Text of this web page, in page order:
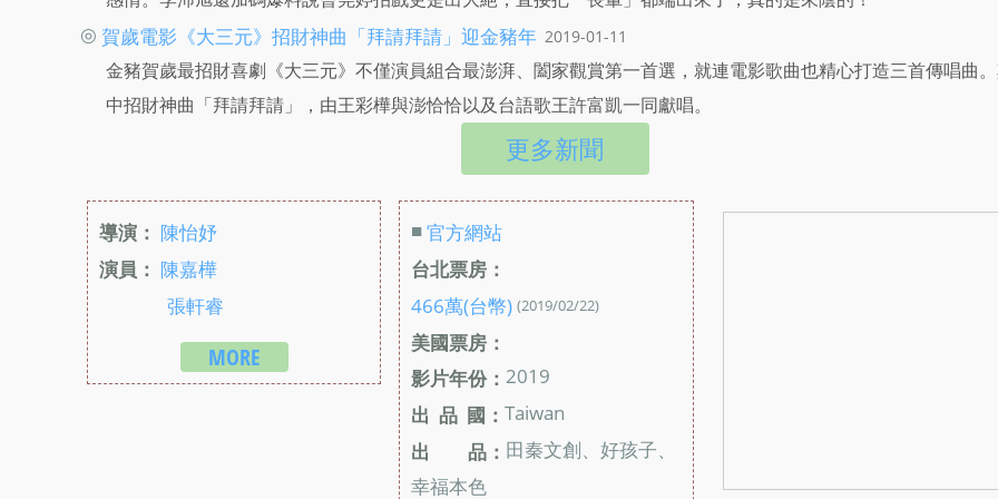
◎ 賀歲電影《大三元》招財神曲「拜請拜請」迎金豬年 2019-01-11
金豬賀歲最招財喜劇《大三元》不僅演員組合最澎湃、闔家觀賞第一首選，就連電影歌曲也精心打造三首傳唱曲
中招財神曲「拜請拜請」，由王彩樺與澎恰恰以及台語歌王許富凱一同獻唱。
更多新聞
導演： 陳怡妤
演員： 陳嘉樺
張軒睿
MORE
■官方網站
台北票房：
466萬(台幣) (2019/02/22)
美國票房：
影片年份： 2019
出 品 國：Taiwan
出 品： 田秦文創、好孩子、
幸福本色